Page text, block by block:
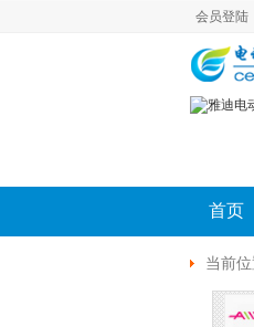
会员登陆
首页
当前位